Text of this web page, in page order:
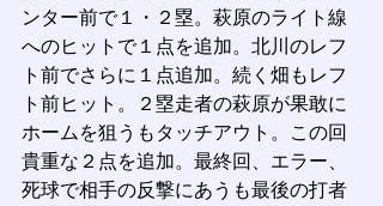
ンター前で１・２塁。萩原のライト線
へのヒットで１点を追加。北川のレフ
ト前でさらに１点追加。続く畑もレフ
ト前ヒット。２塁走者の萩原が果敢に
ホームを狙うもタッチアウト。この回
貴重な２点を追加。最終回、エラー、
死球で相手の反撃にあうも最後の打者